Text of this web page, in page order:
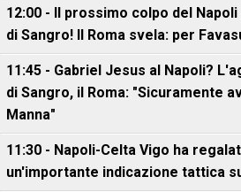
12:00 - Il prossimo colpo del
di Sangro! Il Roma svela: per
11:45 - Gabriel Jesus al Napoli?
di Sangro, il Roma: "Sicuramente
Manna"
11:30 - Napoli-Celta Vigo ha
un'importante indicazione tattica